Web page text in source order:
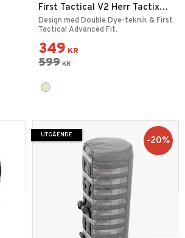
First Tactical V2 Herr Tactix
BDU Skjorta Khaki
Design med Double Dye-teknik & First
Tactical Advanced Fit.
349 KR
599 KR
20%
UTGÅENDE